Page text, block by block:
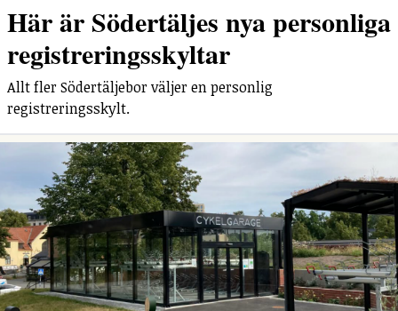
Här är Södertäljes nya personliga
registreringsskyltar
Allt fler Södertäljebor väljer en personlig
registreringsskylt.